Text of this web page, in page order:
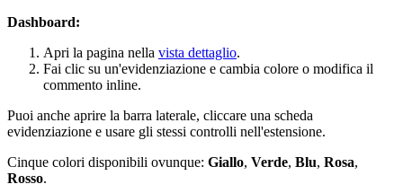
Dashboard:
Apri la pagina nella vista dettaglio.
Fai clic su un'evidenziazione e cambia colore o modifica il
commento inline.
Puoi anche aprire la barra laterale, cliccare una scheda
evidenziazione e usare gli stessi controlli nell'estensione.
Cinque colori disponibili ovunque: Giallo, Verde, Blu, Rosa,
Rosso.